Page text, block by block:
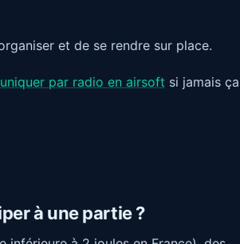
et de se rendre sur place.
par radio en airsoft si jamais ça
à une partie ?